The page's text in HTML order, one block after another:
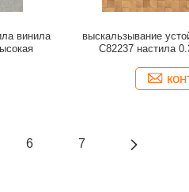
винила
выскальзывание
C82237 настила
6 7